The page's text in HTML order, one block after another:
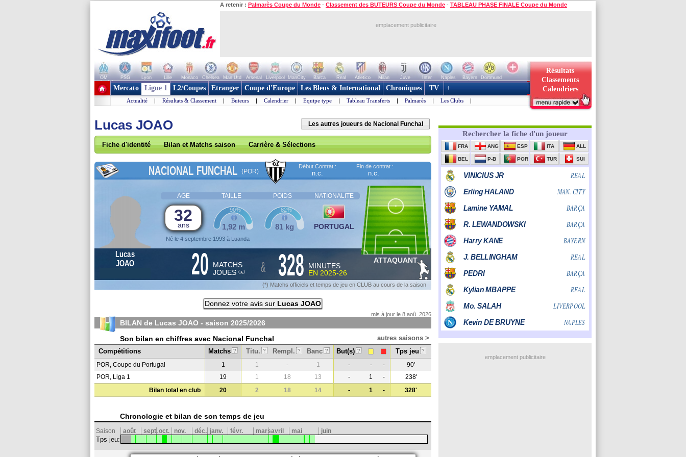
A retenir : Palmarès Coupe du Monde - Classement des BUTEURS Coupe du Monde - TABLEAU PHASE FINALE Coupe du Monde
emplacement publicitaire
OM PSG Lyon Lille Monaco Chelsea Man Utd Arsenal Liverpool ManCity Barca Real Atletico Milan Juve Inter Naples Bayern
Dortmund
+ de clubs
Résultats
Classements
Calendriers
Mercato Ligue 1 L2/Coupes Etranger Coupe d'Europe Les Bleus & International Chroniques TV +
Actualité | Résultats & Classement | Buteurs | Calendrier | Equipe type | Tableau Transferts | Palmarès | Les Clubs |
Lucas JOAO Les autres joueurs de Nacional Funchal
Fiche d'identité Bilan et Matchs saison Carrière & Sélections
NACIONAL FUNCHAL (POR)
Début Contrat :
n.c.
Fin de contrat :
n.c.
AGE TAILLE POIDS NATIONALITE
32
ans
Né le 4 septembre 1993 à Luanda
1,92 m
90%
81 kg
82%
PORTUGAL
Lucas
JOAO
20 MATCHS
JOUES (*) & 328
MINUTES
EN 2025-26
ATTAQUANT
(*) Matchs officiels et temps de jeu en CLUB au cours de la saison
Donnez votre avis sur Lucas JOAO
mis à jour le 8 aoû. 2026
BILAN de Lucas JOAO - saison 2025/2026
Son bilan en chiffres avec Nacional Funchal
autres saisons >
Compétitions
Matchs ? Titu. ? Rempl. ? Banc ? But(s) ? Tps jeu ?
POR, Coupe du Portugal 1 1 - 1 - - -
90'
POR, Liga 1
19 1 18 13 - 1 -
238'
Bilan total en club
20 2 18 14 - 1 - 328'
Chronologie et bilan de son temps de jeu
Saison août sept.oct. nov. déc. janv. févr. marsavril mai juin
Tps jeu:
emplacement publicitaire